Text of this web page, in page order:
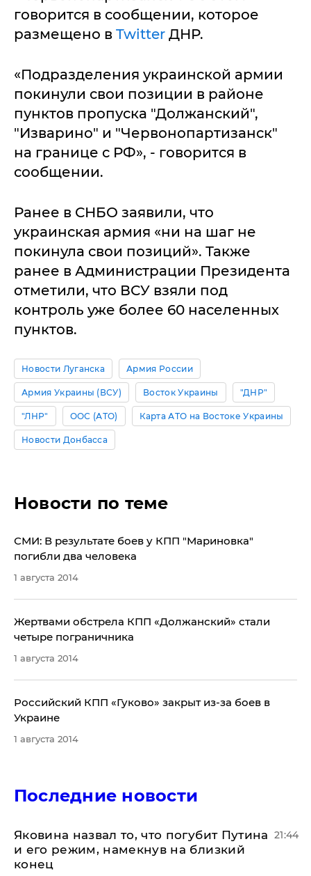
говорится в сообщении, которое
размещено в Twitter ДНР.
«Подразделения украинской армии
покинули свои позиции в районе
пунктов пропуска "Должанский",
"Изварино" и "Червонопартизанск"
на границе с РФ», - говорится в
сообщении.
Ранее в СНБО заявили, что
украинская армия «ни на шаг не
покинула свои позиций». Также
ранее в Администрации Президента
отметили, что ВСУ взяли под
контроль уже более 60 населенных
пунктов.
Новости Луганска Армия России
Армия Украины (ВСУ) Восток Украины "ДНР"
"ЛНР" ООС (АТО) Карта АТО на Востоке Украины
Новости Донбасса
Новости по теме
СМИ: В результате боев у КПП "Мариновка"
погибли два человека
1 августа 2014
​Жертвами обстрела КПП «Должанский» стали
четыре пограничника
1 августа 2014
​Российский КПП «Гуково» закрыт из-за боев в
Украине
1 августа 2014
Последние новости
Яковина назвал то, что погубит Путина
и его режим, намекнув на близкий
конец
21:44